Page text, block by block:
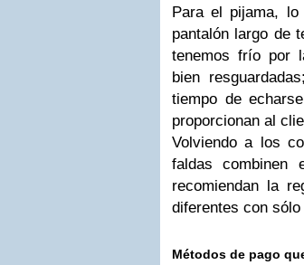
Para el pijama,
pantalón largo de
tenemos frío por
bien
tiempo de
proporcionan al
Volviendo a los
faldas combinen
recomiendan la
diferentes con
Métodos de pago